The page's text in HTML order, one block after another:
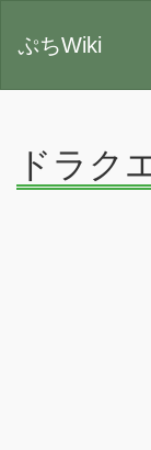
ぷちWiki
ドラク